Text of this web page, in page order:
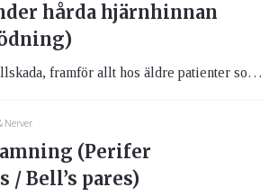
hårda hjärnhinnan
Blödning efter skallskada, framför allt hos äldre patienter som behandlas med blodproppslösande mediciner. Alkoholister ...
Nerver
(Perifer
/ Bell’s pares)